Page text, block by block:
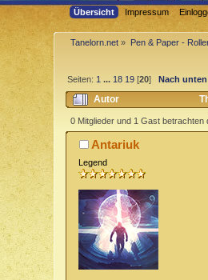
Übersicht Impressum
Tanelorn.net » Pen & Paper -
Seiten: 1 ... 18 19 [20]Nach unten
Autor
0 Mitglieder und 1 Gast betrachten
Antariuk
Legend